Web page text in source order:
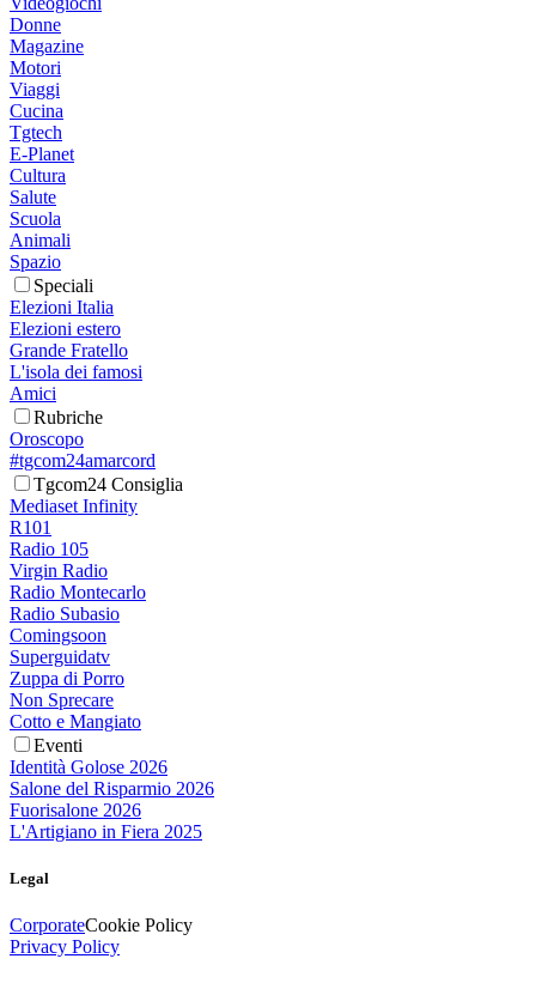
Donne
Magazine
Motori
Viaggi
Cucina
Tgtech
E-Planet
Cultura
Salute
Scuola
Animali
Spazio
Speciali
Elezioni Italia
Elezioni estero
Grande Fratello
L'isola dei famosi
Amici
Rubriche
Oroscopo
#tgcom24amarcord
Tgcom24 Consiglia
Mediaset Infinity
R101
Radio 105
Virgin Radio
Radio Montecarlo
Radio Subasio
Comingsoon
Superguidatv
Zuppa di Porro
Non Sprecare
Cotto e Mangiato
Eventi
Identità Golose 2026
Salone del Risparmio 2026
Fuorisalone 2026
L'Artigiano in Fiera 2025
Legal
CorporateCookie Policy
Privacy Policy